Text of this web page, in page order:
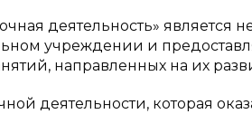
деятельность» является
учреждении и
направленных на их
деятельности, которая